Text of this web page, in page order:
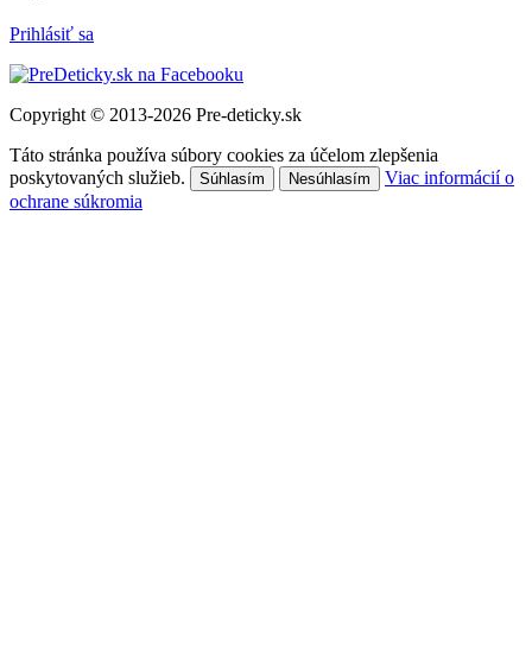
Prihlásiť sa
Copyright © 2013-2026 Pre-deticky.sk
Táto stránka používa súbory cookies za účelom zlepšenia
poskytovaných služieb.
Súhlasím Nesúhlasím
Viac informácií o
ochrane súkromia